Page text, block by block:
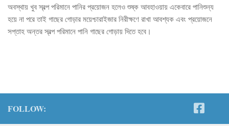
অবস্থায় খুব স্বল্প পরিমানে পানির প্রয়োজন হলেও শুষ্ক আবহাওয়ায় একেবারে পানিশুন্য
হয়ে না পরে তাই গাছের গোড়ার ময়েশ্চারাইজার নিরীক্ষণে রাখা আবশ্যক এবং প্রয়োজনে
সপ্তাহ অন্তর স্বল্প পরিমানে পানি গাছের গোড়ায় দিতে হবে।
FOLLOW: